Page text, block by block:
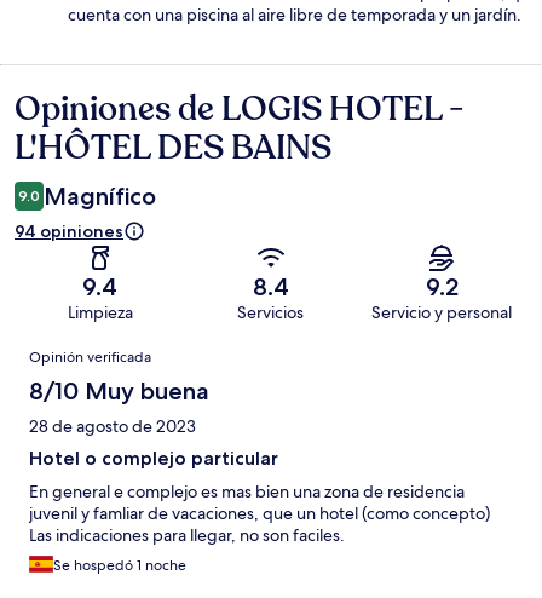
cuenta con una piscina al aire libre de temporada y un jardín.
Opiniones
Opiniones de LOGIS HOTEL -
L'HÔTEL DES BAINS
9.0 Magnífico
94 opiniones
9.4
Limpieza
8.4
Servicios
9.2
Servicio y personal
Opiniones
Opinión verificada
8/10 Muy buena
28 de agosto de 2023
Hotel o complejo particular
En general e complejo es mas bien una zona de residencia
juvenil y famliar de vacaciones, que un hotel (como concepto)
Las indicaciones para llegar, no son faciles.
Se hospedó 1 noche